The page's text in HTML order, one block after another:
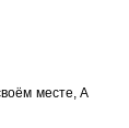
месте, А